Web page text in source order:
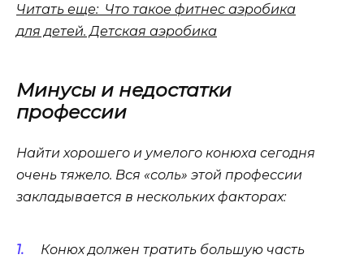
Читать еще: Что такое фитнес аэробика
для детей. Детская аэробика
Минусы и недостатки
профессии
Найти хорошего и умелого конюха сегодня
очень тяжело. Вся «соль» этой профессии
закладывается в нескольких факторах:
Конюх должен тратить большую часть